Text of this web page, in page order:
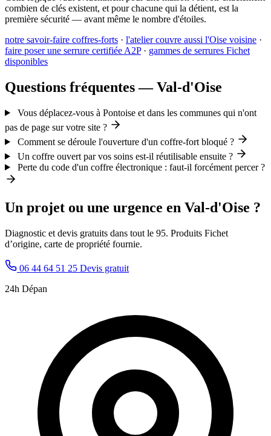
combien de clés existent, et pour chacune qui la détient, est la
première sécurité — avant même le nombre d'étoiles.
notre savoir-faire coffres-forts · l'atelier couvre aussi l'Oise voisine ·
faire poser une serrure certifiée A2P · gammes de serrures Fichet
disponibles
Questions fréquentes — Val-d'Oise
Vous déplacez-vous à Pontoise et dans les communes qui n'ont
pas de page sur votre site ?
Comment se déroule l'ouverture d'un coffre-fort bloqué ?
Un coffre ouvert par vos soins est-il réutilisable ensuite ?
Perte du code d'un coffre électronique : faut-il forcément percer ?
Un projet ou une urgence en Val-d'Oise ?
Diagnostic et devis gratuits dans tout le 95. Produits Fichet
d’origine, carte de propriété fournie.
06 44 64 51 25 Devis gratuit
24h Dépan